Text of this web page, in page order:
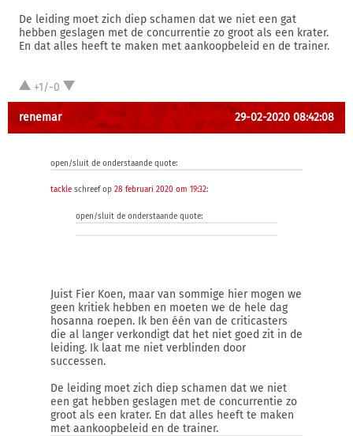
De leiding moet zich diep schamen dat we niet een gat
hebben geslagen met de concurrentie zo groot als een krater.
En dat alles heeft te maken met aankoopbeleid en de trainer.
+1/-0
renemar 29-02-2020 08:42:08
open/sluit de onderstaande quote:
tackle schreef op 28 februari 2020 om 19:32:
open/sluit de onderstaande quote:
Juist Fier Koen, maar van sommige hier mogen we
geen kritiek hebben en moeten we de hele dag
hosanna roepen. Ik ben één van de criticasters
die al langer verkondigt dat het niet goed zit in de
leiding. Ik laat me niet verblinden door
successen.
De leiding moet zich diep schamen dat we niet
een gat hebben geslagen met de concurrentie zo
groot als een krater. En dat alles heeft te maken
met aankoopbeleid en de trainer.